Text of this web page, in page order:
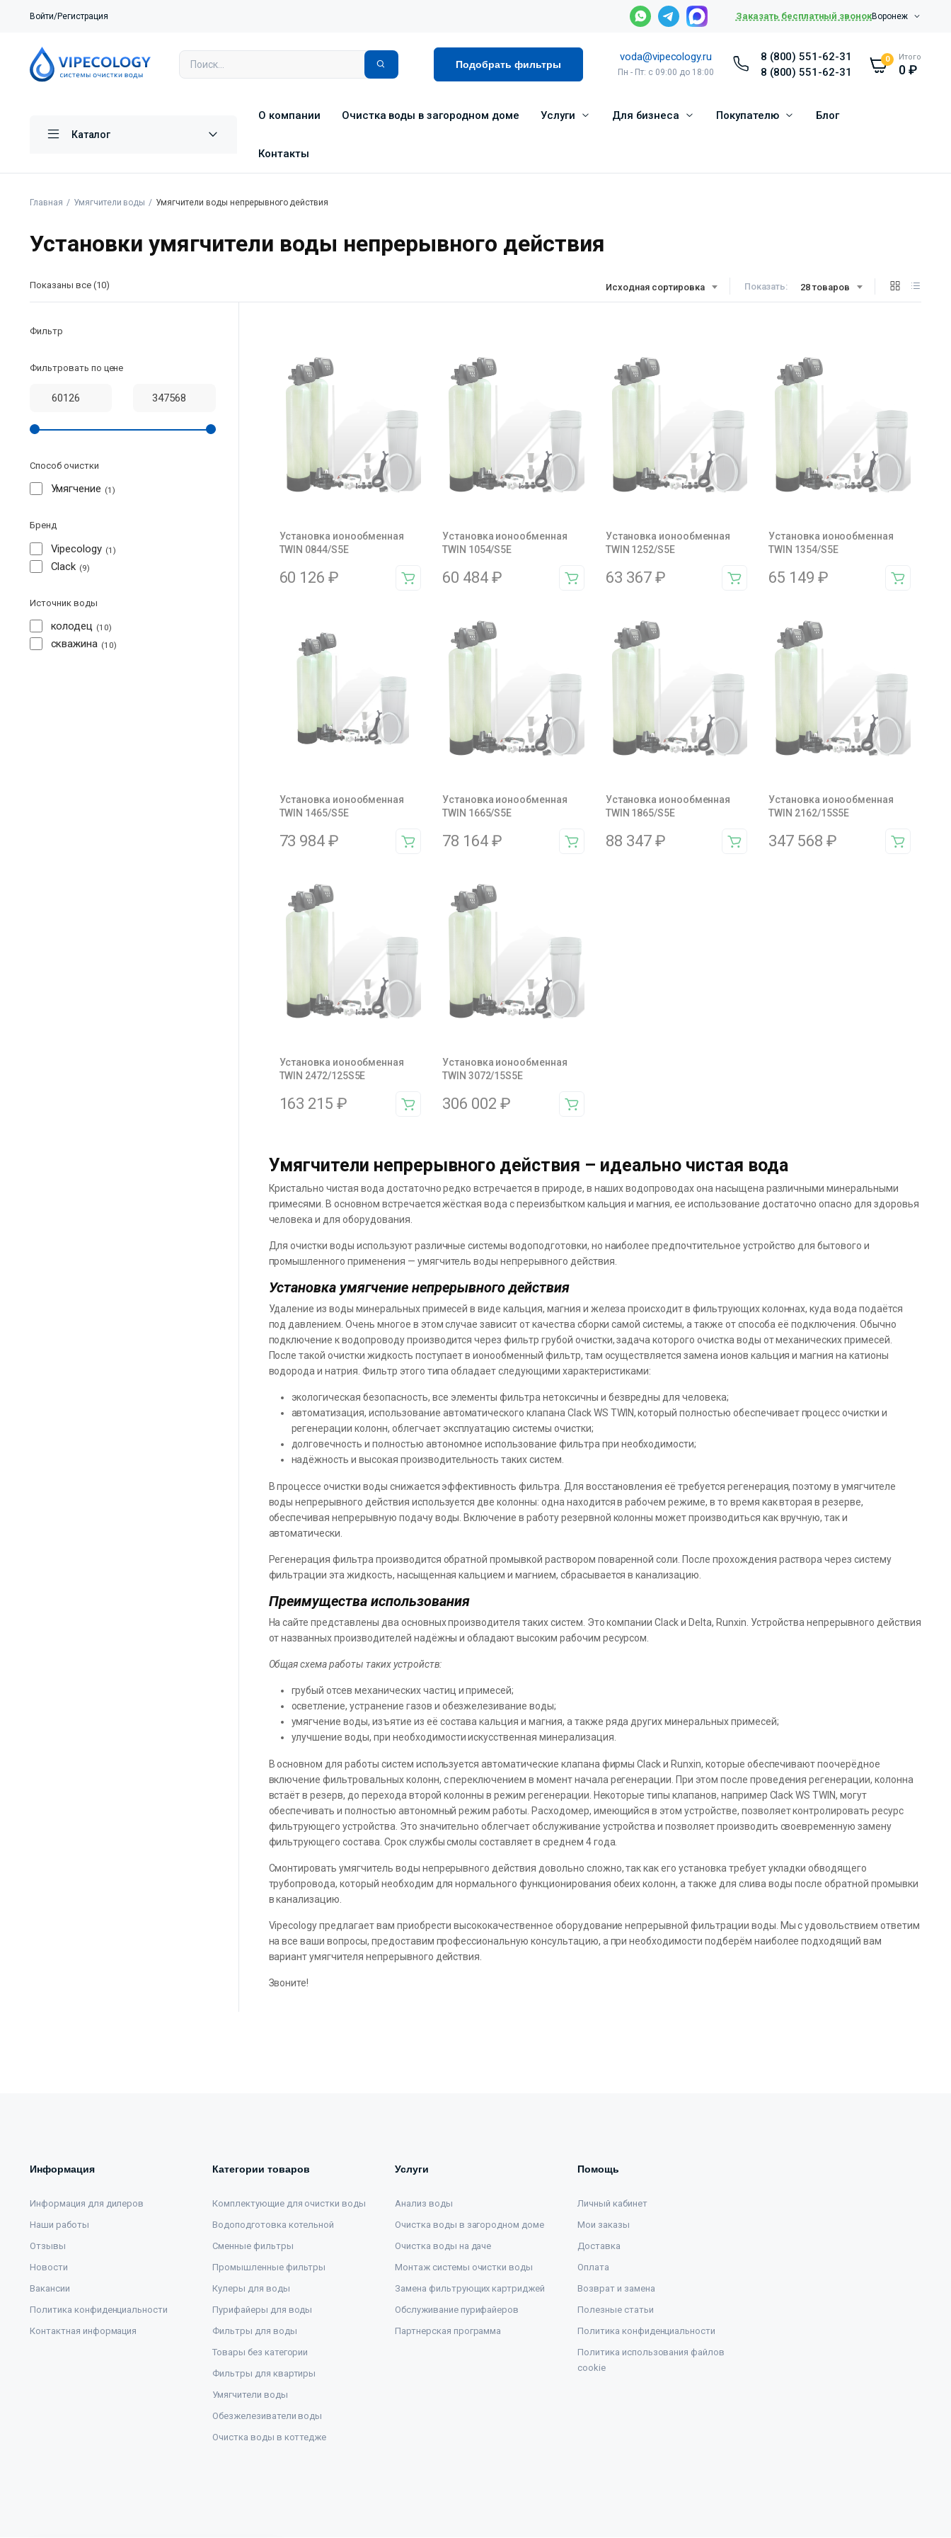
Войти/Регистрация Заказать бесплатный звонокВоронеж
Подобрать фильтры
voda@vipecology.ru
Пн - Пт: с 09:00 до 18:00
8 (800) 551-62-31
8 (800) 551-62-31
0 Итого
0₽
Каталог
О компании Очистка воды в загородном доме Услуги Для бизнеса Покупателю Блог
Контакты
Главная Умягчители воды Умягчители воды непрерывного действия
Установки умягчители воды непрерывного действия
Исходная сортировка Показать: 28 товаров
Показаны все (10)
Установка ионообменная
TWIN 0844/S5E
60 126₽
Установка ионообменная
TWIN 1054/S5E
60 484 ₽
Установка ионообменная
TWIN 1252/S5E
63 367 ₽
Установка ионообменная
TWIN 1354/S5E
65 149₽
Установка ионообменная
TWIN 1465/S5E
73 984₽
Установка ионообменная
TWIN 1665/S5E
78 164 ₽
Установка ионообменная
TWIN 1865/S5E
88 347 ₽
Установка ионообменная
TWIN 2162/15S5E
347 568₽
Установка ионообменная
TWIN 2472/125S5E
163 215₽
Установка ионообменная
TWIN 3072/15S5E
306 002 ₽
Умягчители непрерывного действия – идеально чистая вода
Кристально чистая вода достаточно редко встречается в природе, в наших водопроводах она насыщена различными минеральными
примесями. В основном встречается жёсткая вода с переизбытком кальция и магния, ее использование достаточно опасно для здоровья
человека и для оборудования.
Для очистки воды используют различные системы водоподготовки, но наиболее предпочтительное устройство для бытового и
промышленного применения — умягчитель воды непрерывного действия.
Установка умягчение непрерывного действия
Удаление из воды минеральных примесей в виде кальция, магния и железа происходит в фильтрующих колоннах, куда вода подаётся
под давлением. Очень многое в этом случае зависит от качества сборки самой системы, а также от способа её подключения. Обычно
подключение к водопроводу производится через фильтр грубой очистки, задача которого очистка воды от механических примесей.
После такой очистки жидкость поступает в ионообменный фильтр, там осуществляется замена ионов кальция и магния на катионы
водорода и натрия. Фильтр этого типа обладает следующими характеристиками:
экологическая безопасность, все элементы фильтра нетоксичны и безвредны для человека;
автоматизация, использование автоматического клапана Clack WS TWIN, который полностью обеспечивает процесс очистки и
регенерации колонн, облегчает эксплуатацию системы очистки;
долговечность и полностью автономное использование фильтра при необходимости;
надёжность и высокая производительность таких систем.
В процессе очистки воды снижается эффективность фильтра. Для восстановления её требуется регенерация, поэтому в умягчителе
воды непрерывного действия используется две колонны: одна находится в рабочем режиме, в то время как вторая в резерве,
обеспечивая непрерывную подачу воды. Включение в работу резервной колонны может производиться как вручную, так и
автоматически.
Регенерация фильтра производится обратной промывкой раствором поваренной соли. После прохождения раствора через систему
фильтрации эта жидкость, насыщенная кальцием и магнием, сбрасывается в канализацию.
Преимущества использования
На сайте представлены два основных производителя таких систем. Это компании Clack и Delta, Runxin. Устройства непрерывного действия
от названных производителей надёжны и обладают высоким рабочим ресурсом.
Общая схема работы таких устройств:
грубый отсев механических частиц и примесей;
осветление, устранение газов и обезжелезивание воды;
умягчение воды, изъятие из её состава кальция и магния, а также ряда других минеральных примесей;
улучшение воды, при необходимости искусственная минерализация.
В основном для работы систем используется автоматические клапана фирмы Clack и Runxin, которые обеспечивают поочерёдное
включение фильтровальных колонн, с переключением в момент начала регенерации. При этом после проведения регенерации, колонна
встаёт в резерв, до перехода второй колонны в режим регенерации. Некоторые типы клапанов, например Clack WS TWIN, могут
обеспечивать и полностью автономный режим работы. Расходомер, имеющийся в этом устройстве, позволяет контролировать ресурс
фильтрующего устройства. Это значительно облегчает обслуживание устройства и позволяет производить своевременную замену
фильтрующего состава. Срок службы смолы составляет в среднем 4 года.
Смонтировать умягчитель воды непрерывного действия довольно сложно, так как его установка требует укладки обводящего
трубопровода, который необходим для нормального функционирования обеих колонн, а также для слива воды после обратной промывки
в канализацию.
Vipecology предлагает вам приобрести высококачественное оборудование непрерывной фильтрации воды. Мы с удовольствием ответим
на все ваши вопросы, предоставим профессиональную консультацию, а при необходимости подберём наиболее подходящий вам
вариант умягчителя непрерывного действия.
Звоните!
Фильтр
Фильтровать по цене
Способ очистки
Умягчение 1
Бренд
Vipecology 1
Clack 9
Источник воды
колодец 10
скважина 10
Информация
Информация для дилеров
Наши работы
Отзывы
Новости
Вакансии
Политика конфиденциальности
Контактная информация
Категории товаров
Комплектующие для очистки воды
Водоподготовка котельной
Сменные фильтры
Промышленные фильтры
Кулеры для воды
Пурифайеры для воды
Фильтры для воды
Товары без категории
Фильтры для квартиры
Умягчители воды
Обезжелезиватели воды
Очистка воды в коттедже
Услуги
Анализ воды
Очистка воды в загородном доме
Очистка воды на даче
Монтаж системы очистки воды
Замена фильтрующих картриджей
Обслуживание пурифайеров
Партнерская программа
Помощь
Личный кабинет
Мои заказы
Доставка
Оплата
Возврат и замена
Полезные статьи
Политика конфиденциальности
Политика использования файлов
cookie